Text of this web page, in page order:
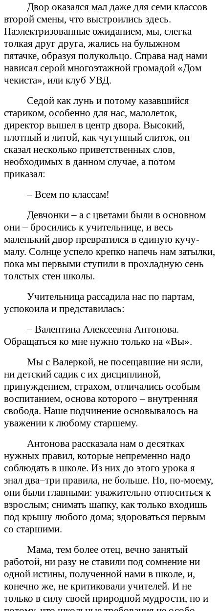
Двор оказался мал даже для семи классов
второй смены, что выстроились здесь.
Наэлектризованные ожиданием, мы, слегка
толкая друг друга, жались на булыжном
пятачке, образуя полукольцо. Справа над нами
нависал серой многоэтажной громадой «Дом
чекиста», или клуб УВД.
Седой как лунь и потому казавшийся
стариком, особенно для нас, малолеток,
директор вышел в центр двора. Высокий,
плотный и литой, как чугунный слиток, он
сказал несколько приветственных слов,
необходимых в данном случае, а потом
приказал:
– Всем по классам!
Девчонки – а с цветами были в основном
они – бросились к учительнице, и весь
маленький двор превратился в единую кучу-
малу. Солнце успело крепко напечь нам затылки,
пока мы первыми ступили в прохладную сень
толстых стен школы.
Учительница рассадила нас по партам,
успокоила и представилась:
– Валентина Алексеевна Антонова.
Обращаться ко мне нужно только на «Вы».
Мы с Валеркой, не посещавшие ни ясли,
ни детский садик с их дисциплиной,
принуждением, страхом, отличались особым
воспитанием, основа которого – внутренняя
свобода. Наше подчинение основывалось на
уважении к любому старшему.
Антонова рассказала нам о десятках
нужных правил, которые непременно надо
соблюдать в школе. Из них до этого урока я
знал два–три правила, не больше. Но, по-моему,
они были главными: уважительно относиться к
взрослым; снимать шапку, как только входишь
под крышу любого дома; здороваться первым
со старшими.
Мама, тем более отец, вечно занятый
работой, ни разу не ставили под сомнение ни
одной истины, полученной нами в школе, и,
конечно же, не критиковали учителей. И не
только в силу своей природной мудрости, но и